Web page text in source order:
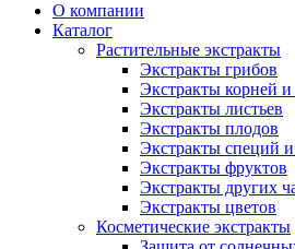
О компании
Каталог
Растительные экстракты
Экстракты грибов
Экстракты корней
Экстракты листьев
Экстракты плодов
Экстракты специй
Экстракты фруктов
Экстракты других
Экстракты цветов
Косметические экстракты